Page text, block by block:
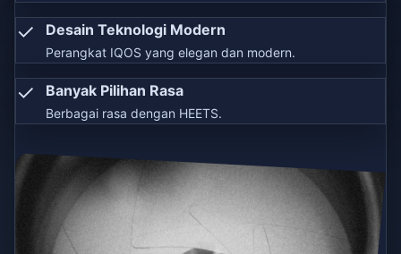
✓ Desain Teknologi Modern
Perangkat IQOS yang elegan dan modern.
✓ Banyak Pilihan Rasa
Berbagai rasa dengan HEETS.